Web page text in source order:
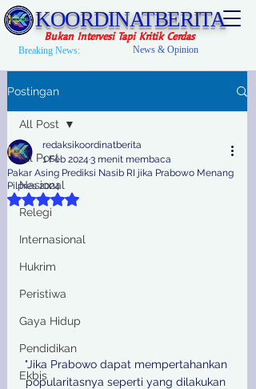
KOORDINATBERITA
Bukan Intervesi Tapi Kritik Cerdas
Breaking News: News & Opinion
Postingan
All Post
Nasional
Relegi
Internasional
Hukrim
Peristiwa
Gaya Hidup
Pendidikan
Ekbis
All Post
Pakar Asing Prediksi Nasib RI jika Prabowo Menang
Pilpres 2024
redaksikoordinatberita
1 Feb 2024 3 menit membaca
Dinilai NaN dari 5 bintang.
"Jika Prabowo dapat mempertahankan
popularitasnya seperti yang dilakukan